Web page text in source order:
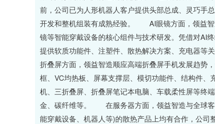
前，公司已为人形机器人客户提供头部总成、灵巧手
开发和整机组装有成熟经验。 AI眼镜方面，领益智
镜等智能穿戴设备的核心组件与技术研发。凭借对AI
提供软质功能件、注塑件、散热解决方案、充电器
折叠屏方面，领益智造顺应高端折叠屏手机发展趋势
框、VC均热板、屏幕支撑层、模切功能件、结构件
机、三折叠屏、折叠屏笔记本电脑、车载柔性屏等终
金、碳纤维等。 在服务器方面，领益智造与全球客
能穿戴设备、机器人等)的散热产品上均有合作，公